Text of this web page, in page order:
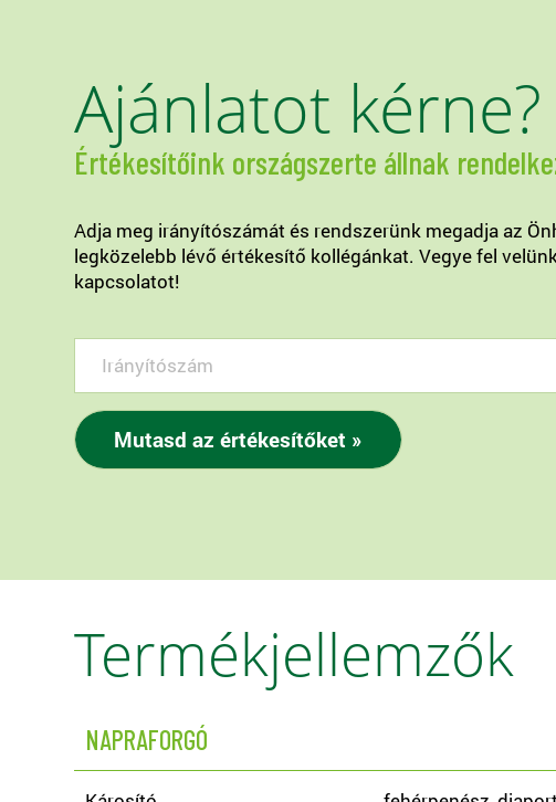
Ajánlatot kérne?
Értékesítőink országszerte állnak
Adja meg irányítószámát és rendszerünk megadja az
legközelebb lévő értékesítő kollégánkat. Vegye fel
kapcsolatot!
Termékjellemzők
NAPRAFORGÓ